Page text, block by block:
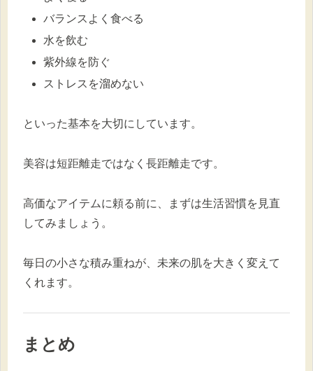
バランスよく食べる
水を飲む
紫外線を防ぐ
ストレスを溜めない
といった基本を大切にしています。
美容は短距離走ではなく長距離走です。
高価なアイテムに頼る前に、まずは生活習慣を見直
してみましょう。
毎日の小さな積み重ねが、未来の肌を大きく変えて
くれます。
まとめ